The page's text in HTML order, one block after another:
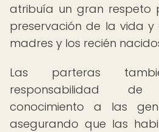
atribuía un gran respeto
preservación de la vida y
madres y los recién
Las parteras
responsabilidad
conocimiento a las
asegurando que las